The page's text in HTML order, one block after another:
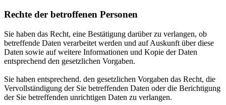
Rechte der betroffenen Personen
Sie haben das Recht, eine Bestätigung darüber zu verlangen, ob
betreffende Daten verarbeitet werden und auf Auskunft über diese
Daten sowie auf weitere Informationen und Kopie der Daten
entsprechend den gesetzlichen Vorgaben.
Sie haben entsprechend. den gesetzlichen Vorgaben das Recht, die
Vervollständigung der Sie betreffenden Daten oder die Berichtigung
der Sie betreffenden unrichtigen Daten zu verlangen.